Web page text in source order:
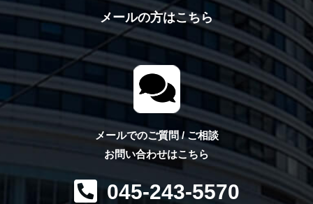
メールの方はこちら
メールでのご質問 / ご相談
お問い合わせはこちら
045-243-5570